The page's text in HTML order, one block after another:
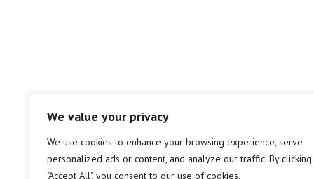
We value your privacy
We use cookies to enhance your browsing experience, serve
personalized ads or content, and analyze our traffic. By clicking
"Accept All", you consent to our use of cookies.